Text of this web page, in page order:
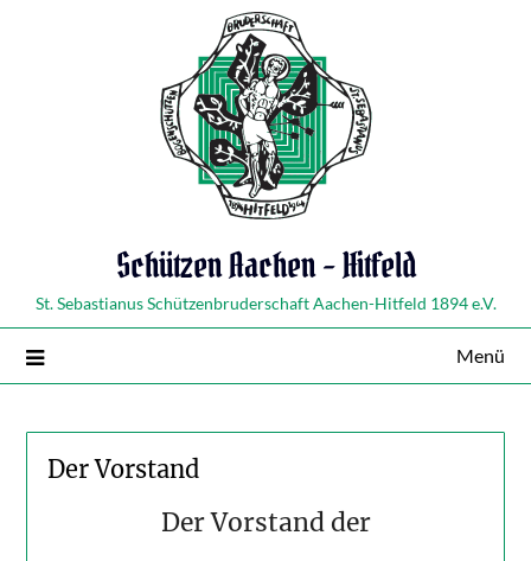
Schützen Aachen – Hitfeld
St. Sebastianus Schützenbruderschaft Aachen-Hitfeld 1894 e.V.
Menü
Der Vorstand
Der Vorstand der